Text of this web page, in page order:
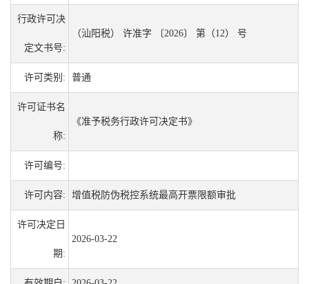
行政许可决
定文书号:
（汕阳税） 许准字 〔2026〕 第（12） 号
许可类别: 普通
许可证书名
称:
《准予税务行政许可决定书》
许可编号:
许可内容: 增值税防伪税控系统最高开票限额审批
许可决定日
期:
2026-03-22